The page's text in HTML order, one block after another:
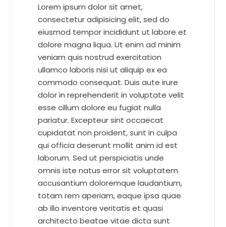
Lorem ipsum dolor sit amet,
consectetur adipisicing elit, sed do
eiusmod tempor incididunt ut labore et
dolore magna liqua. Ut enim ad minim
veniam quis nostrud exercitation
ullamco laboris nisi ut aliquip ex ea
commodo consequat. Duis aute irure
dolor in reprehenderit in voluptate velit
esse cillum dolore eu fugiat nulla
pariatur. Excepteur sint occaecat
cupidatat non proident, sunt in culpa
qui officia deserunt mollit anim id est
laborum. Sed ut perspiciatis unde
omnis iste natus error sit voluptatem
accusantium doloremque laudantium,
totam rem aperiam, eaque ipsa quae
ab illo inventore veritatis et quasi
architecto beatae vitae dicta sunt